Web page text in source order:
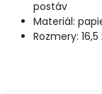
postáv
Materiál:
Rozmery: